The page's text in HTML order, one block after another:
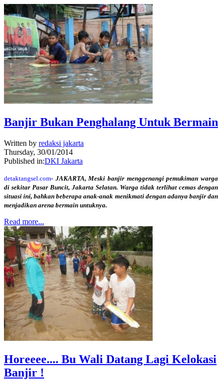
Banjir Bukan Penghalang Untuk Bermain
Written by redaksi jakarta
Thursday, 30/01/2014
Published in:DKI Jakarta
detaktangsel.com- JAKARTA, Meski banjir menggenangi pemukiman warga
di sekitar Pasar Buncit, Jakarta Selatan. Warga tidak terlihat cemas dengan
situasi ini, bahkan beberapa anak-anak menikmati dengan adanya banjir dan
menjadikan arena bermain untuknya.
Read more...
Horeeee.... Bu Wali Datang Lagi Kelokasi
Banjir !